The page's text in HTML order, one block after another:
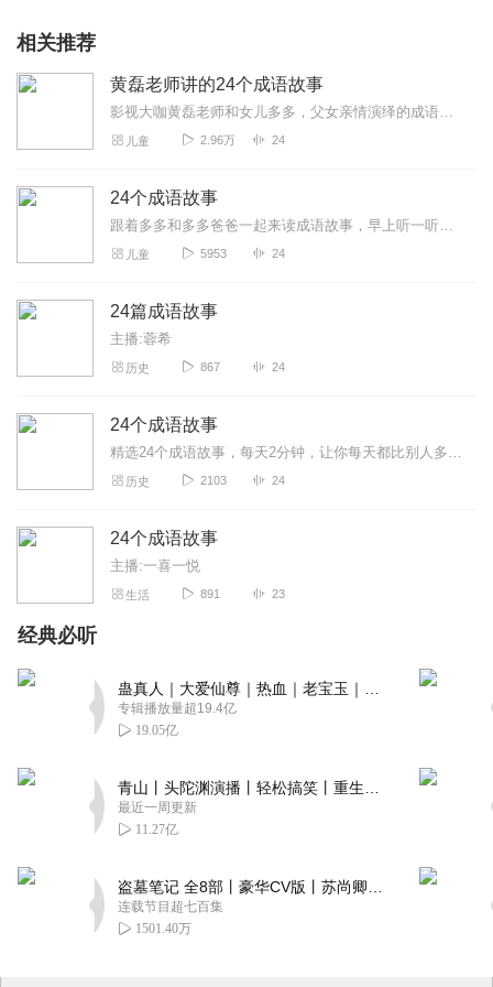
相关推荐
黄磊老师讲的24个成语故事
影视大咖黄磊老师和女儿多多，父女亲情演绎的成语故事！喜欢黄磊老师，你就听一听！寓教于乐，受益非浅！开创家庭陪读教育新时代！陪伴孩子一同成长！
儿童 2.96万 24
24个成语故事
跟着多多和多多爸爸一起来读成语故事，早上听一听成语小故事，晚上听一听多多爸爸讲的历史小故事，开开心心涨知识。
儿童 5953 24
24篇成语故事
主播:蓉希
历史 867 24
24个成语故事
精选24个成语故事，每天2分钟，让你每天都比别人多知道一点。
历史 2103 24
24个成语故事
主播:一喜一悦
生活 891 23
经典必听
专辑播放量超19.4亿
19.05亿
最近一周更新
11.27亿
连载节目超七百集
1501.40万